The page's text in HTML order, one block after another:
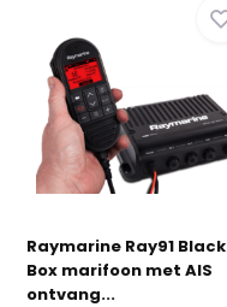
Raymarine Ray91 Black
Box marifoon met AIS
ontvang...